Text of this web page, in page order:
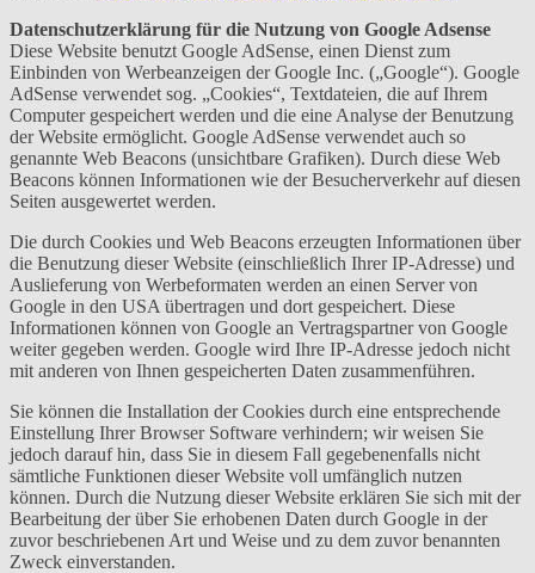
Datenschutzerklärung für die Nutzung von Google Adsense
Diese Website benutzt Google AdSense, einen Dienst zum
Einbinden von Werbeanzeigen der Google Inc. („Google“). Google
AdSense verwendet sog. „Cookies“, Textdateien, die auf Ihrem
Computer gespeichert werden und die eine Analyse der Benutzung
der Website ermöglicht. Google AdSense verwendet auch so
genannte Web Beacons (unsichtbare Grafiken). Durch diese Web
Beacons können Informationen wie der Besucherverkehr auf diesen
Seiten ausgewertet werden.
Die durch Cookies und Web Beacons erzeugten Informationen über
die Benutzung dieser Website (einschließlich Ihrer IP-Adresse) und
Auslieferung von Werbeformaten werden an einen Server von
Google in den USA übertragen und dort gespeichert. Diese
Informationen können von Google an Vertragspartner von Google
weiter gegeben werden. Google wird Ihre IP-Adresse jedoch nicht
mit anderen von Ihnen gespeicherten Daten zusammenführen.
Sie können die Installation der Cookies durch eine entsprechende
Einstellung Ihrer Browser Software verhindern; wir weisen Sie
jedoch darauf hin, dass Sie in diesem Fall gegebenenfalls nicht
sämtliche Funktionen dieser Website voll umfänglich nutzen
können. Durch die Nutzung dieser Website erklären Sie sich mit der
Bearbeitung der über Sie erhobenen Daten durch Google in der
zuvor beschriebenen Art und Weise und zu dem zuvor benannten
Zweck einverstanden.